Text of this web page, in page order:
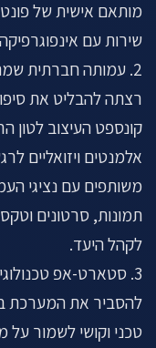
מותאם אישית של
שירות עם
2. עמותה חברתית
רצתה להבליט את
קונספט העיצוב לטון
אלמנטים ויזואליים
משותפים עם נציגי
תמונות, סרטונים
לקהל היעד.
להסביר את המערכת
טכני וקושי לשמור